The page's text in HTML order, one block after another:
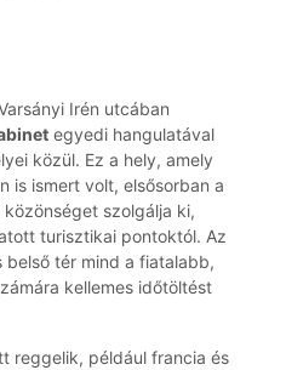
Irén utcában
egyedi hangulatával
közül. Ez a hely, amely
is ismert volt, elsősorban a
szolgálja ki,
turisztikai pontoktól. Az
tér mind a fiatalabb,
kellemes időtöltést
reggelik, például francia és